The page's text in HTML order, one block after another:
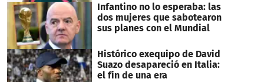
Infantino no lo esperaba: las
dos mujeres que sabotearon
sus planes con el Mundial
Histórico exequipo de David
Suazo desapareció en Italia:
el fin de una era